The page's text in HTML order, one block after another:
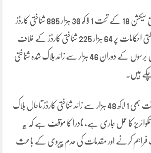
وزارت داخلہ کے مطابق سیکشن 18 کے تحت 1 لاکھ 30 ہزار 885 شناختی کارڈز
بلاک کیے گئے، جبکہ عدالتی احکامات پر 64 ہزار 225 شناختی کارڈز کے خلاف
کارروائی ہوئی، گزشتہ تین برسوں کے دوران 46 ہزار سے زائد بلاک شدہ شناختی
ہیں۔
حکام کے مطابق اس وقت بھی 1 لاکھ 48 ہزار سے زائد شناختی کارڈز تاحال بلاک
کا عمل جاری ہے، نادرا کا مؤقف ہے کہ یہ
فراہم کرنے اور مقدمات کی عدم پیروی کے باعث